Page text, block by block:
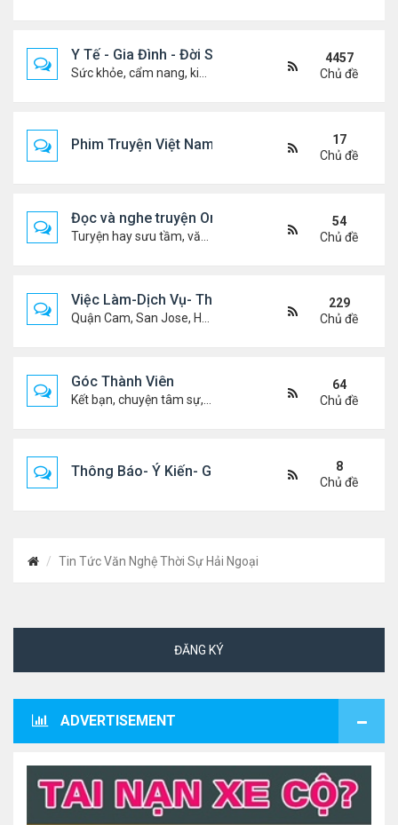
Y Tế - Gia Đình - Đời Sống
4457
Chủ đề
Phim Truyện Việt Nam Online
17
Chủ đề
Đọc và nghe truyện Online
54
Chủ đề
Việc Làm-Dịch Vụ- Thuê Nhà
229
Chủ đề
Góc Thành Viên
64
Chủ đề
Thông Báo- Ý Kiến- Góp Ý- Liên Lạc
8
Chủ đề
Tin Tức Văn Nghệ Thời Sự Hải Ngoại
ĐĂNG KÝ
ADVERTISEMENT